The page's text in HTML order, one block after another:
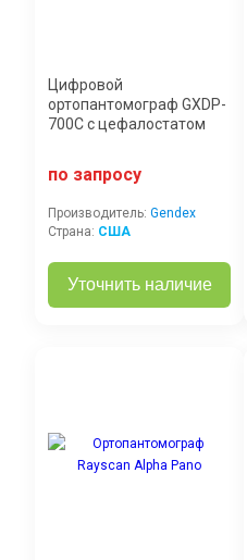
Цифровой
ортопантомограф GXDP-
700С с цефалостатом
по запросу
Производитель: Gendex
Страна: США
Уточнить наличие